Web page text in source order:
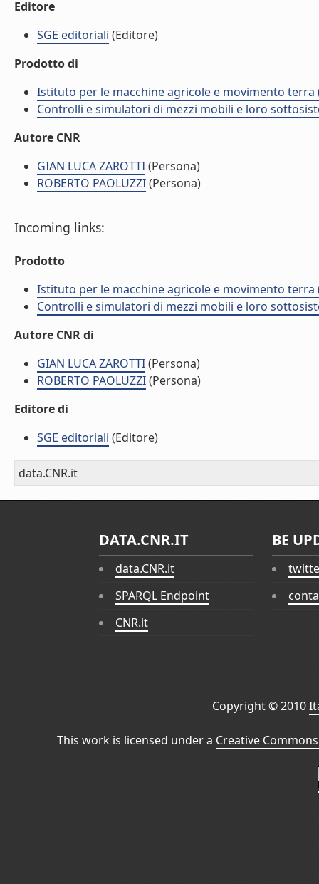
Editore
SGE editoriali (Editore)
Prodotto di
Istituto per le macchine agricole e movimento terra
Controlli e simulatori di mezzi mobili e loro
Autore CNR
GIAN LUCA ZAROTTI(Persona)
ROBERTO PAOLUZZI(Persona)
Incoming links:
Prodotto
Istituto per le macchine agricole e movimento terra
Controlli e simulatori di mezzi mobili e loro
Autore CNR di
GIAN LUCA ZAROTTI(Persona)
ROBERTO PAOLUZZI(Persona)
Editore di
SGE editoriali (Editore)
data.CNR.it
DATA.CNR.IT
data.CNR.it
SPARQL Endpoint
CNR.it
BE
Copyright © 2010
This work is licensed under a Creative